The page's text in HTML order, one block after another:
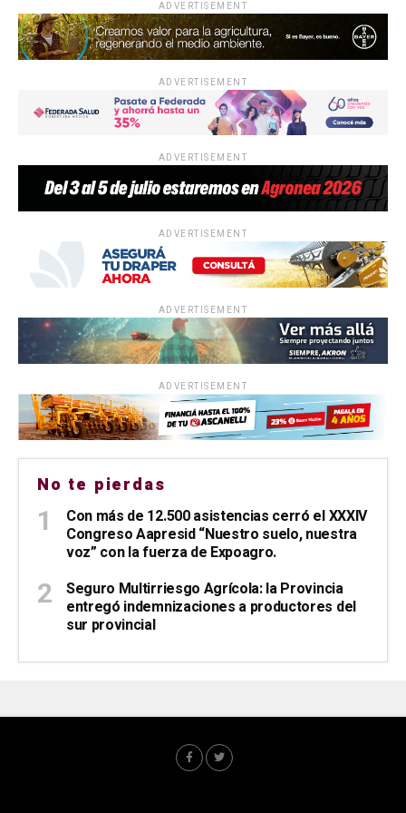
ADVERTISEMENT
ADVERTISEMENT
ADVERTISEMENT
ADVERTISEMENT
ADVERTISEMENT
ADVERTISEMENT
No te pierdas
Con más de 12.500 asistencias cerró el XXXIV
Congreso Aapresid “Nuestro suelo, nuestra
voz” con la fuerza de Expoagro.
Seguro Multirriesgo Agrícola: la Provincia
entregó indemnizaciones a productores del
sur provincial